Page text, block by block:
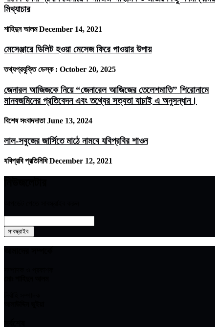
মিথ্যাচার
শাহিদুন আলমDecember 14, 2021
মেসেঞ্জারে ডিলিট হওয়া মেসেজ ফিরে পাওয়ার উপায়
তথ্যপ্রযুক্তি ডেস্ক : October 20, 2025
জেনারল আজিজকে নিয়ে “জেনারেল আজিজের তেলেশমাতি” শিরোনামে
মানবজমিনের প্রতিবেদন এবং তথ্যের সত্যতা যাচাই এ অনুসন্ধান।
বিশেষ সংবাদদাতাJune 13, 2024
লাল-সবুজের জার্সিতে মাঠে নামবে যবিপ্রবির শাওন
যবিপ্রবি প্রতিনিধিDecember 12, 2021